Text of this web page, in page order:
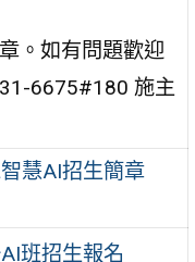
。如有問題歡迎
6675#180 施主
慧AI招生簡章
班招生報名